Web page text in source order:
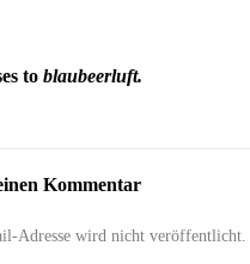
to blaubeerluft.
Kommentar
Adresse wird nicht veröffentlicht.